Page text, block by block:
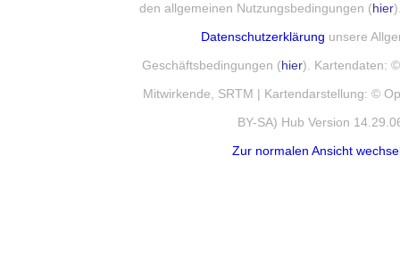
den allgemeinen Nutzungsbedingungen (hier
Datenschutzerklärung unsere
Geschäftsbedingungen (hier). Kartendaten:
Mitwirkende, SRTM | Kartendarstellung: ©
BY-SA) Hub Version
Zur normalen Ansicht